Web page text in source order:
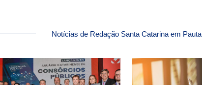
Notícias de Redação Santa Catarina em Pauta